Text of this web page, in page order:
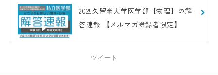
2025久留米大学医学部【物理】の解
答速報 【メルマガ登録者限定】
ツイート